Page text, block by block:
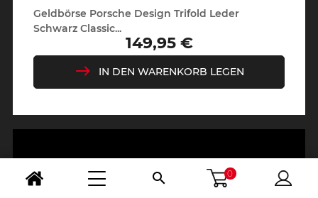
Geldbörse Porsche Design Trifold Leder
Schwarz Classic...
Preis
149,95 €
IN DEN WARENKORB LEGEN
 0